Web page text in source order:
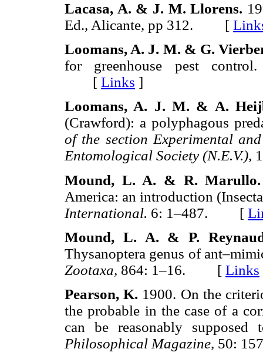
Lacasa, A. & J. M. Llorens.
Ed., Alicante, pp 312. [
Loomans, A. J. M. & G.
for greenhouse pest
[ Links ]
Loomans, A. J. M. & A.
(Crawford): a polyphagous
of the section Experimental
Entomological Society (N.E.V.),
Mound, L. A. & R.
America: an introduction
International. 6: 1–487. [
Mound, L. A. & P.
Thysanoptera genus of
Zootaxa, 864: 1–16. [ Links
Pearson, K. 1900. On the
the probable in the case of a
can be reasonably
Philosophical Magazine, 50: